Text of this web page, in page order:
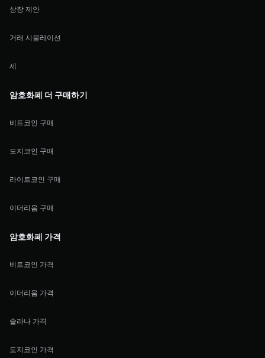
상장 제안
거래 시물레이션
세
암호화폐 더 구매하기
비트코인 구매
도지코인 구매
라이트코인 구매
이더리움 구매
암호화폐 가격
비트코인 가격
이더리움 가격
솔라나 가격
도지코인 가격